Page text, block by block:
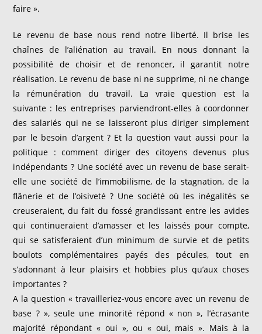
faire ».
Le revenu de base nous rend notre liberté. Il brise les
chaînes de l’aliénation au travail. En nous donnant la
possibilité de choisir et de renoncer, il garantit notre
réalisation. Le revenu de base ni ne supprime, ni ne change
la rémunération du travail. La vraie question est la
suivante : les entreprises parviendront-elles à coordonner
des salariés qui ne se laisseront plus diriger simplement
par le besoin d’argent ? Et la question vaut aussi pour la
politique : comment diriger des citoyens devenus plus
indépendants ? Une société avec un revenu de base serait-
elle une société de l’immobilisme, de la stagnation, de la
flânerie et de l’oisiveté ? Une société où les inégalités se
creuseraient, du fait du fossé grandissant entre les avides
qui continueraient d’amasser et les laissés pour compte,
qui se satisferaient d’un minimum de survie et de petits
boulots complémentaires payés des pécules, tout en
s’adonnant à leur plaisirs et hobbies plus qu’aux choses
importantes ?
A la question « travailleriez-vous encore avec un revenu de
base ? », seule une minorité répond « non », l’écrasante
majorité répondant « oui », ou « oui, mais ». Mais à la